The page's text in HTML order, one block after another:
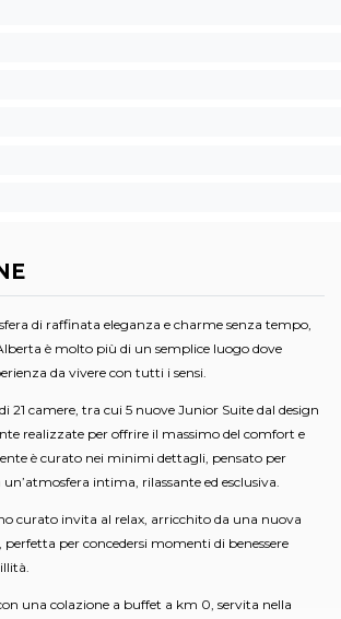
di raffinata eleganza e charme senza tempo,
è molto più di un semplice luogo dove
da vivere con tutti i sensi.
21 camere, tra cui 5 nuove Junior Suite dal design
realizzate per offrire il massimo del comfort e
è curato nei minimi dettagli, pensato per
intima, rilassante ed esclusiva.
curato invita al relax, arricchito da una nuova
perfetta per concedersi momenti di benessere
una colazione a buffet a km 0, servita nella